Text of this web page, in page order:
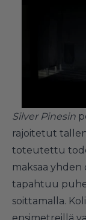
Silver Pinesin
rajoitetut
toteutettu
maksaa yhden
tapahtuu
soittamalla.